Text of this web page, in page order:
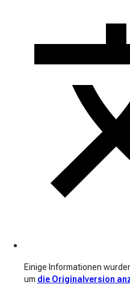
Einige Informationen
um die Originalversion